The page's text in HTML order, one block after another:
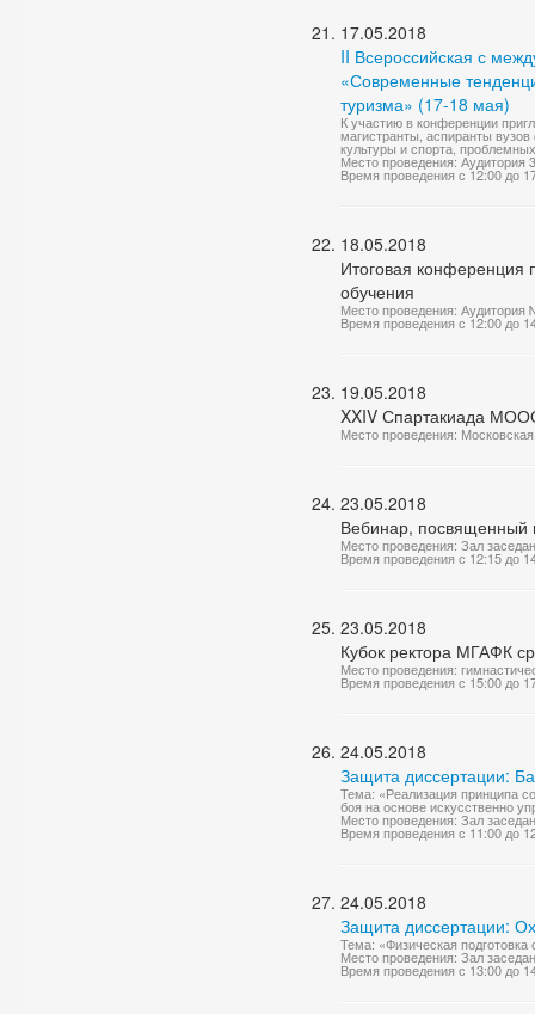
17.05.2018
II Всероссийская с
«Современные
туризма» (17-18 мая)
К участию в конференции
магистранты, аспиранты
культуры и спорта,
Место проведения: Аудитория
Время проведения с 12:00 до
18.05.2018
Итоговая конференция
обучения
Место проведения:
Время проведения с 12:00 до
19.05.2018
XXIV Спартакиада
Место проведения:
23.05.2018
Вебинар, посвященный
Место проведения: Зал
Время проведения с 12:15 до
23.05.2018
Кубок ректора МГАФК
Место проведения:
Время проведения с 15:00 до
24.05.2018
Защита диссертации:
Тема: «Реализация принципа
боя на основе искусственно
Место проведения: Зал
Время проведения с 11:00 до
24.05.2018
Защита диссертации:
Тема: «Физическая
Место проведения: Зал
Время проведения с 13:00 до